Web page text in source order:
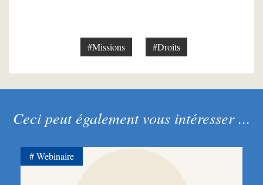
#Missions #Droits
Ceci peut également vous intéresser ...
Webinaire